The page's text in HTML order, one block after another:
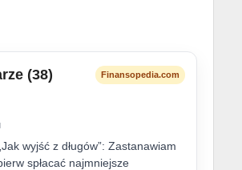
(38) Finansopedia.com
wyjść z długów”: Zastanawiam
spłacać najmniejsze